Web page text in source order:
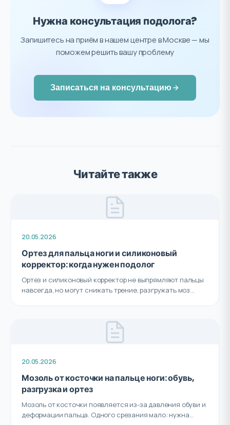
Нужна консультация подолога?
Запишитесь на приём в нашем центре в Москве — мы
поможем решить вашу проблему
Записаться на консультацию
Читайте также
20.05.2026
Ортез для пальца ноги и силиконовый
корректор: когда нужен подолог
Ортез и силиконовый корректор не выпрямляют пальцы
навсегда, но могут снижать трение, разгружать моз...
20.05.2026
Мозоль от косточки на пальце ноги: обувь,
разгрузка и ортез
Мозоль от косточки появляется из-за давления обуви и
деформации пальца. Одного срезания мало: нужна...